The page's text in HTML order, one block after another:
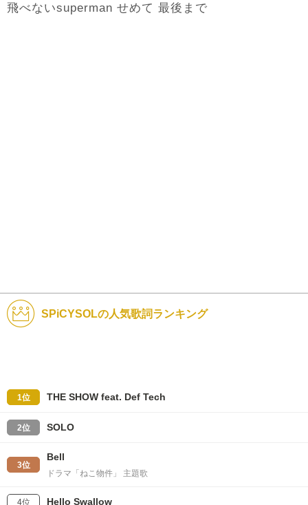
飛べないsuperman せめて 最後 まで
SPiCYSOLの人気歌詞ランキング
1位 THE SHOW feat. Def Tech
2位 SOLO
3位
Bell
ドラマ「ねこ物件」 主題歌
4位 Hello Swallow